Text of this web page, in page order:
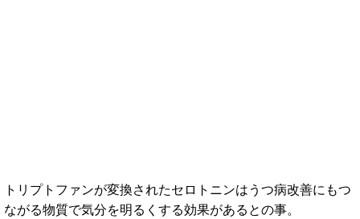
トリプトファンが変換されたセロトニンはうつ病改善にもつ
ながる物質で気分を明るくする効果があるとの事。